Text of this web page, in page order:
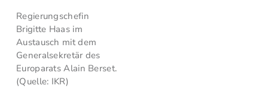
Regierungschefin
Brigitte Haas im
Austausch mit dem
Generalsekretär des
Europarats Alain Berset.
(Quelle: IKR)